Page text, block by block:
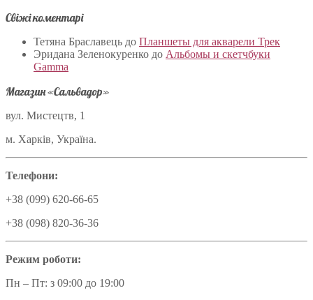
Свіжі коментарі
Тетяна Браславець до Планшеты для акварели Трек
Эридана Зеленокуренко до Альбомы и скетчбуки
Gamma
Магазин «Сальвадор»
вул. Мистецтв, 1
м. Харків, Україна.
Телефони:
+38 (099) 620-66-65
+38 (098) 820-36-36
Режим роботи:
Пн – Пт: з 09:00 до 19:00